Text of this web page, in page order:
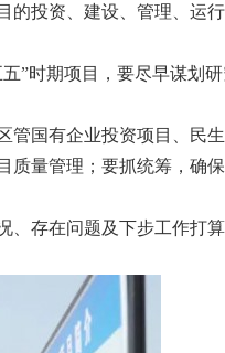
的投资、建设、管理、运
”时期项目，要尽早谋划
管国有企业投资项目、民
质量管理；要抓统筹，确
、存在问题及下步工作打